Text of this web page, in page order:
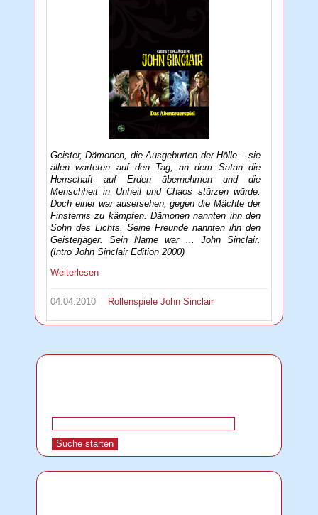
Geister, Dämonen, die Ausgeburten der Hölle – sie
allen warteten auf den Tag, an dem Satan die
Herrschaft auf Erden übernehmen und die
Menschheit in Unheil und Chaos stürzen würde.
Doch einer war ausersehen, gegen die Mächte der
Finsternis zu kämpfen. Dämonen nannten ihn den
Sohn des Lichts. Seine Freunde nannten ihn den
Geisterjäger. Sein Name war ... John Sinclair.
(Intro John Sinclair Edition 2000)
Weiterlesen
04.04.2010 RollenspieleJohn Sinclair